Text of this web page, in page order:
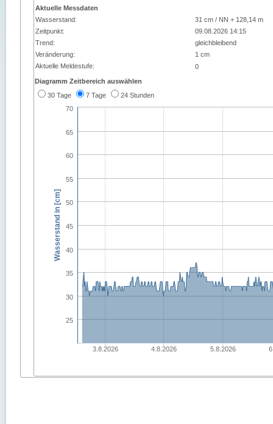
Aktuelle Messdaten
Wasserstand:
31 cm / NN + 128,14 m
Zeitpunkt:
09.08.2026 14:15
Trend:
gleichbleibend
Veränderung:
1 cm
Aktuelle Meldestufe:
0
Diagramm Zeitbereich auswählen
30 Tage
7 Tage 24 Stunden
Wasserstand in [cm]
3.8.2026 4.8.2026 5.8.2026
25
30
35
40
45
50
55
60
65
70